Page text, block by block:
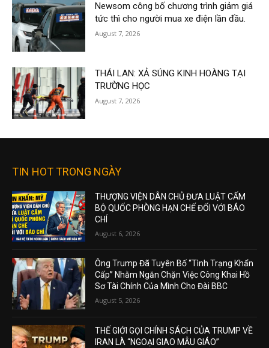
Newsom công bố chương trình giảm giá
tức thì cho người mua xe điện lần đầu.
August 7, 2026
THÁI LAN: XẢ SÚNG KINH HOÀNG TẠI
TRƯỜNG HỌC
August 7, 2026
TIN HOT TRONG NGÀY
THƯỢNG VIỆN DÂN CHỦ ĐƯA LUẬT CẤM
BỘ QUỐC PHÒNG HẠN CHẾ ĐỐI VỚI BÁO
CHÍ
August 6, 2026
Ông Trump Đã Tuyên Bố “Tình Trạng Khẩn
Cấp” Nhằm Ngăn Chặn Việc Công Khai Hồ
Sơ Tài Chính Của Mình Cho Đài BBC
August 5, 2026
THẾ GIỚI GỌI CHÍNH SÁCH CỦA TRUMP VỀ
IRAN LÀ “NGOẠI GIAO MẪU GIÁO”